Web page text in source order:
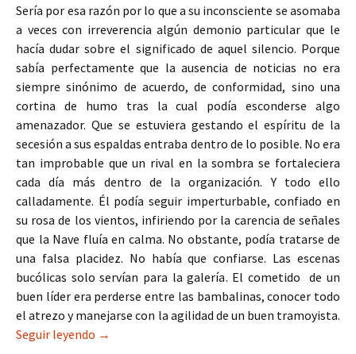
Sería por esa razón por lo que a su inconsciente se asomaba
a veces con irreverencia algún demonio particular que le
hacía dudar sobre el significado de aquel silencio. Porque
sabía perfectamente que la ausencia de noticias no era
siempre sinónimo de acuerdo, de conformidad, sino una
cortina de humo tras la cual podía esconderse algo
amenazador. Que se estuviera gestando el espíritu de la
secesión a sus espaldas entraba dentro de lo posible. No era
tan improbable que un rival en la sombra se fortaleciera
cada día más dentro de la organización. Y todo ello
calladamente. Él podía seguir imperturbable, confiado en
su rosa de los vientos, infiriendo por la carencia de señales
que la Nave fluía en calma. No obstante, podía tratarse de
una falsa placidez. No había que confiarse. Las escenas
bucólicas solo servían para la galería. El cometido de un
buen líder era perderse entre las bambalinas, conocer todo
el atrezo y manejarse con la agilidad de un buen tramoyista.
Seguir leyendo Halogramas: «La pesadilla»
→